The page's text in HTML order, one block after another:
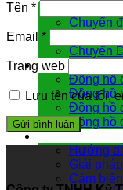
Hiển
Chuyển
Chuyển
Chuyển
Đồng hồ đo
Đồng hồ
Đồng hồ
Đồng hồ
Đồng hồ
Hướng dẫn &
Hướng
Giải pháp
Cảm
Tên *
Email *
Trang web
Lưu tên của tôi,